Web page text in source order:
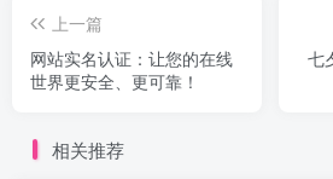
上一篇
网站实名认证：让您的在线
世界更安全、更可靠！
七
相关推荐